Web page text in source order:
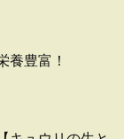
養豊富！